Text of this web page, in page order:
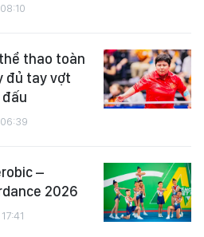
thao toàn
đủ tay vợt
–
2026